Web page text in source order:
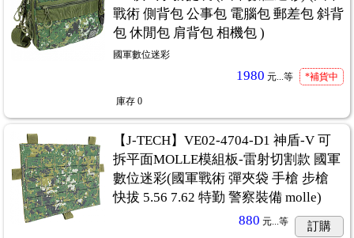
戰術 側背包 公事包 電腦包 郵差包 斜背
包 休閒包 肩背包 相機包 )
國軍數位迷彩
1980 元... 等 *補貨中
庫存 0
【J-TECH】VE02-4704-D1 神盾-V 可
拆平面MOLLE模組板-雷射切割款 國軍
數位迷彩(國軍戰術 彈夾袋 手槍 步槍
快拔 5.56 7.62 特勤 警察裝備 molle)
880 元... 等 訂購